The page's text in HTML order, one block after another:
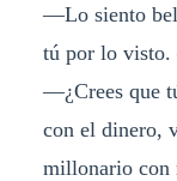
—Lo siento
tú por lo visto.
—¿Crees que
con el dinero,
millonario con